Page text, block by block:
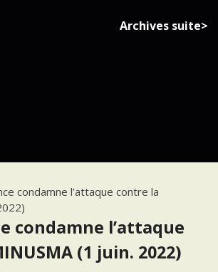
Archives suite>
condamne l’attaque contre la
condamne l’attaque
(1 juin. 2022)